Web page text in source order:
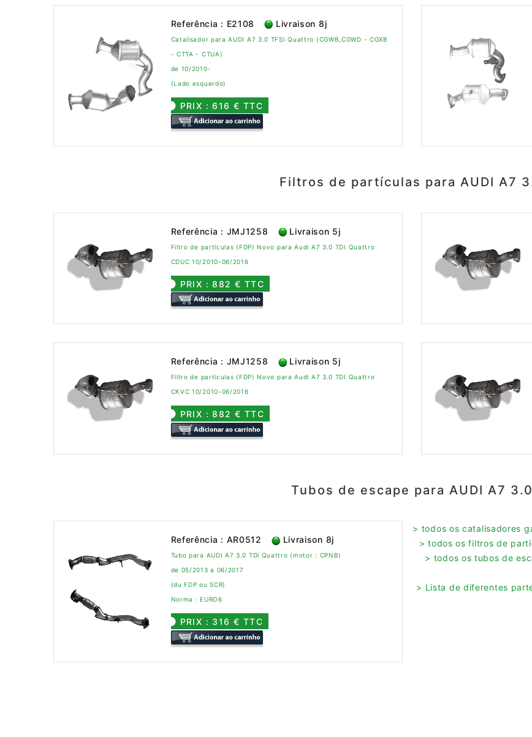
Referência : E2108 Livraison 8j
Catalisador para AUDI A7 3.0 TFSI Quattro (CGWB,CGWD - CGXB
- CTTA - CTUA)
de 10/2010-
(Lado esquerdo)
PRIX : 616 € TTC
Filtros de partículas para AUDI A7
Referência : JMJ1258 Livraison 5j
Filtro de partículas (FDP) Novo para Audi A7 3.0 TDI Quattro
CDUC 10/2010-06/2016
PRIX : 882 € TTC
Referência : JMJ1258 Livraison 5j
Filtro de partículas (FDP) Novo para Audi A7 3.0 TDI Quattro
CKVC 10/2010-06/2016
PRIX : 882 € TTC
Tubos de escape para AUDI A7 3.0
Referência : AR0512 Livraison 8j
Tubo para AUDI A7 3.0 TDi Quattro (motor : CPNB)
de 05/2013 a 06/2017
(du FDP ou SCR)
Norma : EURO6
PRIX : 316 € TTC
> todos os catalisadores
> todos os filtros de
> todos os tubos de
> Lista de diferentes